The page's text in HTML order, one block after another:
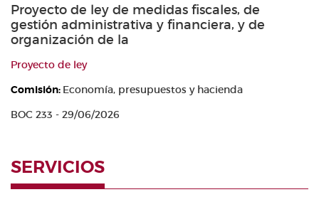
Proyecto de ley de medidas fiscales, de
gestión administrativa y financiera, y de
organización de la
Proyecto de ley
Comisión: Economía, presupuestos y hacienda
BOC 233 - 29/06/2026
SERVICIOS